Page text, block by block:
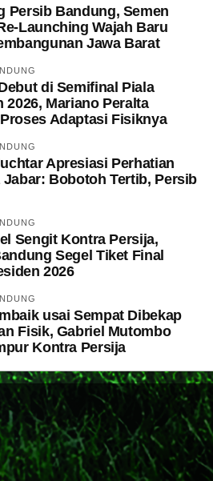
Persib Bandung, Semen
Launching Wajah Baru
Jawa Barat
di Semifinal Piala
2026, Mariano Peralta
Adaptasi Fisiknya
Apresiasi Perhatian
Jabar: Bobotoh Tertib, Persib
Sengit Kontra Persija,
Segel Tiket Final
2026
usai Sempat Dibekap
Fisik, Gabriel Mutombo
Kontra Persija